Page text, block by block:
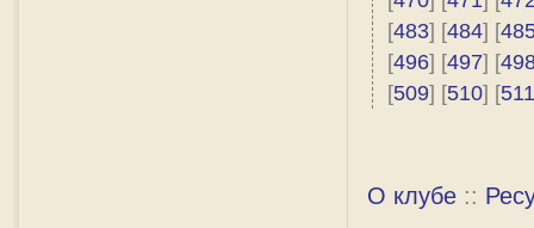
[483] [484] [
[496] [497] [
[509] [510] [511
О клубе ::